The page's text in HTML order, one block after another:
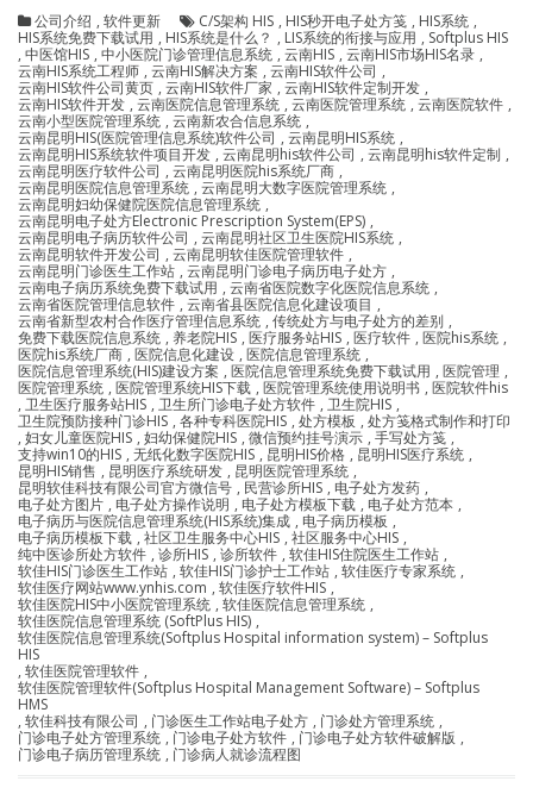
公司介绍 , 软件更新 C/S架构 HIS , HIS秒开电子处方笺 , HIS系统 ,
HIS系统免费下载试用 , HIS系统是什么？ , LIS系统的衔接与应用 , Softplus HIS
, 中医馆HIS , 中小医院门诊管理信息系统 , 云南HIS , 云南HIS市场HIS名录 ,
云南HIS系统工程师 , 云南HIS解决方案 , 云南HIS软件公司 ,
云南HIS软件公司黄页 , 云南HIS软件厂家 , 云南HIS软件定制开发 ,
云南HIS软件开发 , 云南医院信息管理系统 , 云南医院管理系统 , 云南医院软件 ,
云南小型医院管理系统 , 云南新农合信息系统 ,
云南昆明HIS(医院管理信息系统)软件公司 , 云南昆明HIS系统 ,
云南昆明HIS系统软件项目开发 , 云南昆明his软件公司 , 云南昆明his软件定制 ,
云南昆明医疗软件公司 , 云南昆明医院his系统厂商 ,
云南昆明医院信息管理系统 , 云南昆明大数字医院管理系统 ,
云南昆明妇幼保健院医院信息管理系统 ,
云南昆明电子处方Electronic Prescription System(EPS) ,
云南昆明电子病历软件公司 , 云南昆明社区卫生医院HIS系统 ,
云南昆明软件开发公司 , 云南昆明软佳医院管理软件 ,
云南昆明门诊医生工作站 , 云南昆明门诊电子病历电子处方 ,
云南电子病历系统免费下载试用 , 云南省医院数字化医院信息系统 ,
云南省医院管理信息软件 , 云南省县医院信息化建设项目 ,
云南省新型农村合作医疗管理信息系统 , 传统处方与电子处方的差别 ,
免费下载医院信息系统 , 养老院HIS , 医疗服务站HIS , 医疗软件 , 医院his系统 ,
医院his系统厂商 , 医院信息化建设 , 医院信息管理系统 ,
医院信息管理系统(HIS)建设方案 , 医院信息管理系统免费下载试用 , 医院管理 ,
医院管理系统 , 医院管理系统HIS下载 , 医院管理系统使用说明书 , 医院软件his
, 卫生医疗服务站HIS , 卫生所门诊电子处方软件 , 卫生院HIS ,
卫生院预防接种门诊HIS , 各种专科医院HIS , 处方模板 , 处方笺格式制作和打印
, 妇女儿童医院HIS , 妇幼保健院HIS , 微信预约挂号演示 , 手写处方笺 ,
支持win10的HIS , 无纸化数字医院HIS , 昆明HIS价格 , 昆明HIS医疗系统 ,
昆明HIS销售 , 昆明医疗系统研发 , 昆明医院管理系统 ,
昆明软佳科技有限公司官方微信号 , 民营诊所HIS , 电子处方发药 ,
电子处方图片 , 电子处方操作说明 , 电子处方模板下载 , 电子处方范本 ,
电子病历与医院信息管理系统(HIS系统)集成 , 电子病历模板 ,
电子病历模板下载 , 社区卫生服务中心HIS , 社区服务中心HIS ,
纯中医诊所处方软件 , 诊所HIS , 诊所软件 , 软佳HIS住院医生工作站 ,
软佳HIS门诊医生工作站 , 软佳HIS门诊护士工作站 , 软佳医疗专家系统 ,
软佳医疗网站www.ynhis.com , 软佳医疗软件HIS ,
软佳医院HIS中小医院管理系统 , 软佳医院信息管理系统 ,
软佳医院信息管理系统 (SoftPlus HIS) ,
软佳医院信息管理系统(Softplus Hospital information system) – Softplus
HIS
, 软佳医院管理软件 ,
软佳医院管理软件(Softplus Hospital Management Software) – Softplus
HMS
, 软佳科技有限公司 , 门诊医生工作站电子处方 , 门诊处方管理系统 ,
门诊电子处方管理系统 , 门诊电子处方软件 , 门诊电子处方软件破解版 ,
门诊电子病历管理系统 , 门诊病人就诊流程图